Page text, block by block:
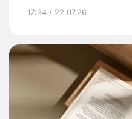
17:34 / 22.07.26